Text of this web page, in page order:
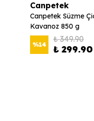
Canpetek
Canpetek Süzme
Kavanoz 850 g
%14
₺ 349.90
₺ 299.90